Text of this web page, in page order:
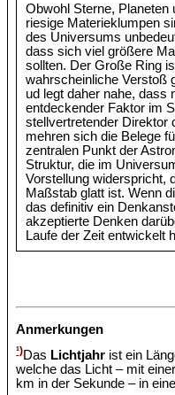
Obwohl Sterne, Planeten
riesige Materieklumpen
des Universums
dass sich viel größere
sollten. Der Große Ring
wahrscheinliche Verstoß
ud legt daher nahe, dass
entdeckender Faktor im
stellvertretender Direktor
mehren sich die Belege
zentralen Punkt der
Struktur, die im
Vorstellung widerspricht,
Maßstab glatt ist. Wenn
das definitiv ein
akzeptierte Denken
Laufe der Zeit entwickelt
Anmerkungen
¹)Das Lichtjahr ist ein
welche das Licht – mit
km in der Sekunde – in